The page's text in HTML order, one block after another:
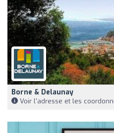
Borne & Delaunay
Voir l'adresse et les